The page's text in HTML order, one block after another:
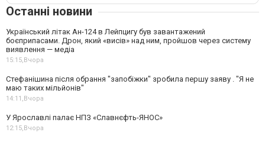
Останні новини
Український літак Ан-124 в Лейпцигу був завантажений
боєприпасами. Дрон, який «висів» над ним, пройшов через систему
виявлення — медіа
15:15, Вчора
Стефанішина після обрання "запобіжки" зробила першу заяву . "Я не
маю таких мільйонів"
14:11, Вчора
У Ярославлі палає НПЗ «Славнєфть-ЯНОС»
12:15, Вчора